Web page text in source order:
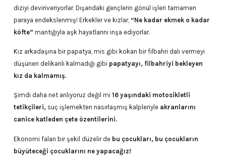
diziyi deviriveriyorlar. Dışarıdaki gençlerin gönül işleri tamamen
paraya endekslenmiş! Erkekler ve kızlar, “Ne kadar ekmek o kadar
köfte” mantığıyla aşk hayatlarını inşa ediyorlar.
Kız arkadaşına bir papatya, mis gibi kokan bir filbahri dalı vermeyi
düşünen delikanlı kalmadığı gibi papatyayı, filbahriyi bekleyen
kız da kalmamış.
Şimdi daha net anlıyoruz değil mi 16 yaşındaki motosikletli
tetikçileri,suç işlemekten nasırlaşmış kalpleriyle akranlarını
canice katleden çete özentilerini.
Ekonomi falan bir şekil düzelir de bu çocukları, bu çocukların
büyüteceği çocuklarını ne yapacağız!